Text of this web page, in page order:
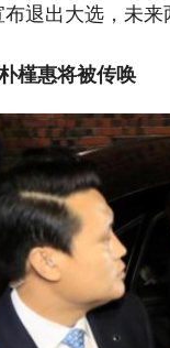
退出大选，未来
槿惠将被传唤